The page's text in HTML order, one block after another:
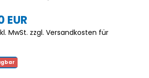
EUR
MwSt. zzgl. Versandkosten für